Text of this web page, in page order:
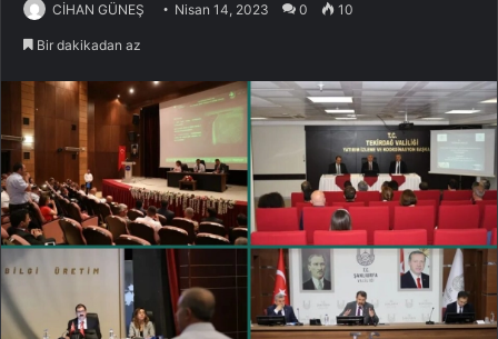
CİHAN GÜNEŞ Nisan 14, 2023 0 10
Bir dakikadan az